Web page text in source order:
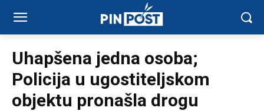
Uhapšena jedna osoba;
Policija u ugostiteljskom
objektu pronašla drogu